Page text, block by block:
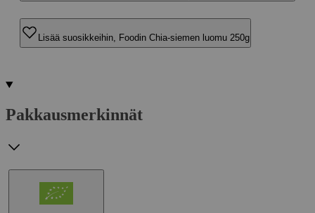
Lisää suosikkeihin, Foodin Chia-siemen luomu 250g
Pakkausmerkinnät